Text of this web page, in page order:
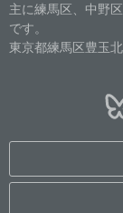
主に練馬区、中野
です。
東京都練馬区豊玉